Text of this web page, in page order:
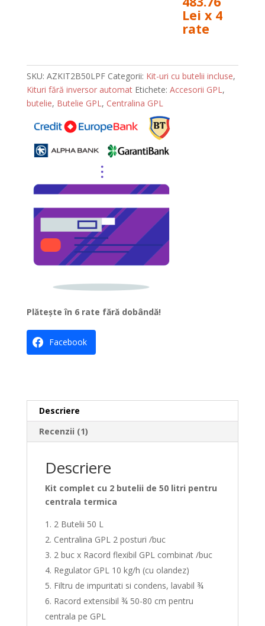
pentru
centrala
termica
Lei x 4
rate
t
e
r
SKU: AZKIT2B50LPF Categorii: Kit-uri cu butelii incluse,
Kituri fără inversor automat Etichete: Accesorii GPL ,
butelie, Butelie GPL , Centralina GPL
Plătește în 6 rate fără dobândă!
Facebook
Descriere
Recenzii (1)
Descriere
Kit complet cu 2 butelii de 50 litri pentru
centrala termica
2 Butelii 50 L
Centralina GPL 2 posturi /buc
2 buc x Racord flexibil GPL combinat /buc
Regulator GPL 10 kg/h (cu olandez)
Filtru de impuritati si condens, lavabil ¾
Racord extensibil ¾ 50-80 cm pentru
centrala pe GPL